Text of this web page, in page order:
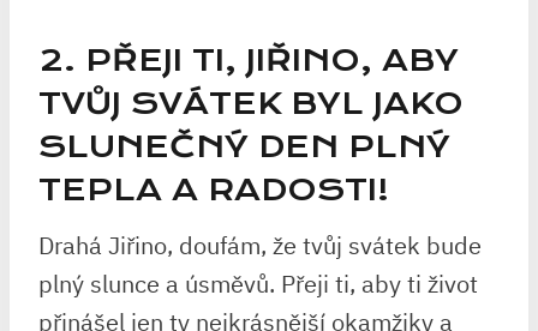
2. PŘEJI TI, JIŘINO, ABY
TVŮJ SVÁTEK BYL JAKO
SLUNEČNÝ DEN PLNÝ
TEPLA A RADOSTI!
Drahá Jiřino, doufám, že tvůj svátek bude
plný slunce a úsměvů. Přeji ti, aby ti život
přinášel jen ty nejkrásnější okamžiky a